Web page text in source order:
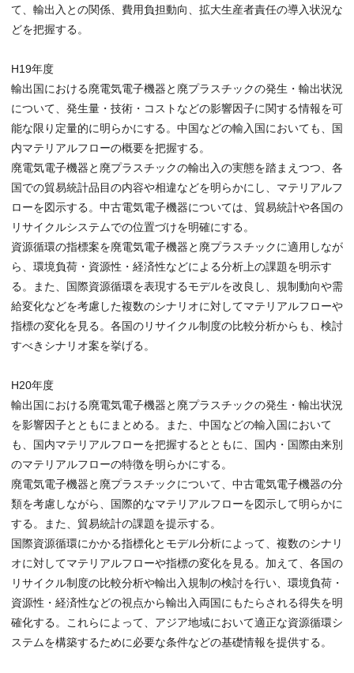
て、輸出入との関係、費用負担動向、拡大生産者責任の導入状況な
どを把握する。
H19年度
輸出国における廃電気電子機器と廃プラスチックの発生・輸出状況
について、発生量・技術・コストなどの影響因子に関する情報を可
能な限り定量的に明らかにする。中国などの輸入国においても、国
内マテリアルフローの概要を把握する。
廃電気電子機器と廃プラスチックの輸出入の実態を踏まえつつ、各
国での貿易統計品目の内容や相違などを明らかにし、マテリアルフ
ローを図示する。中古電気電子機器については、貿易統計や各国の
リサイクルシステムでの位置づけを明確にする。
資源循環の指標案を廃電気電子機器と廃プラスチックに適用しなが
ら、環境負荷・資源性・経済性などによる分析上の課題を明示す
る。また、国際資源循環を表現するモデルを改良し、規制動向や需
給変化などを考慮した複数のシナリオに対してマテリアルフローや
指標の変化を見る。各国のリサイクル制度の比較分析からも、検討
すべきシナリオ案を挙げる。
H20年度
輸出国における廃電気電子機器と廃プラスチックの発生・輸出状況
を影響因子とともにまとめる。また、中国などの輸入国において
も、国内マテリアルフローを把握するとともに、国内・国際由来別
のマテリアルフローの特徴を明らかにする。
廃電気電子機器と廃プラスチックについて、中古電気電子機器の分
類を考慮しながら、国際的なマテリアルフローを図示して明らかに
する。また、貿易統計の課題を提示する。
国際資源循環にかかる指標化とモデル分析によって、複数のシナリ
オに対してマテリアルフローや指標の変化を見る。加えて、各国の
リサイクル制度の比較分析や輸出入規制の検討を行い、環境負荷・
資源性・経済性などの視点から輸出入両国にもたらされる得失を明
確化する。これらによって、アジア地域において適正な資源循環シ
ステムを構築するために必要な条件などの基礎情報を提供する。